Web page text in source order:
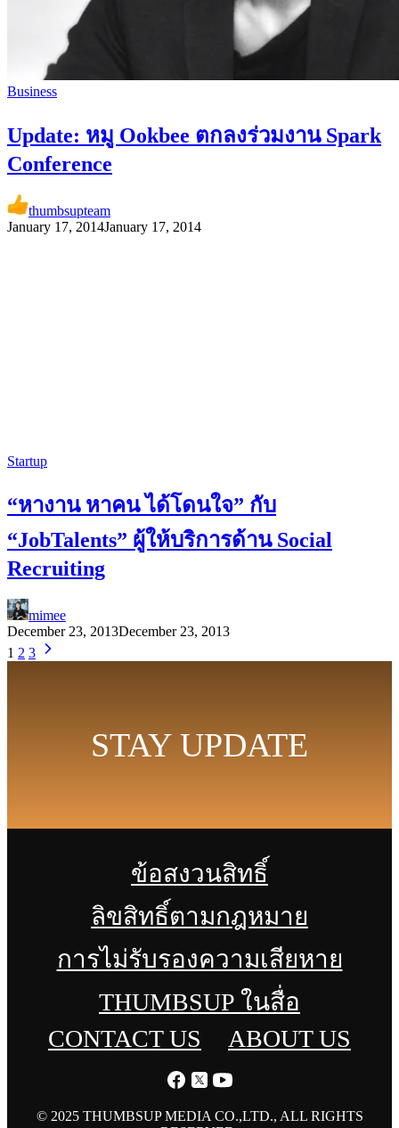
Business
Update: หมู Ookbee ตกลงร่วมงาน Spark
Conference
thumbsupteam
January 17, 2014January 17, 2014
Startup
“หางาน หาคน ได้โดนใจ” กับ
“JobTalents” ผู้ให้บริการด้าน Social
Recruiting
mimee
December 23, 2013December 23, 2013
1 2 3
STAY UPDATE
ข้อสงวนสิทธิ์
ลิขสิทธิ์ตามกฎหมาย
การไม่รับรองความเสียหาย
THUMBSUP ในสื่อ
CONTACT US
ABOUT US
© 2025 THUMBSUP MEDIA CO.,LTD., ALL RIGHTS